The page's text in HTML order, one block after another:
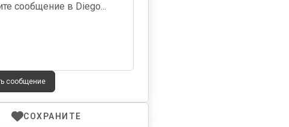
сообщение
СОХРАНИТЕ